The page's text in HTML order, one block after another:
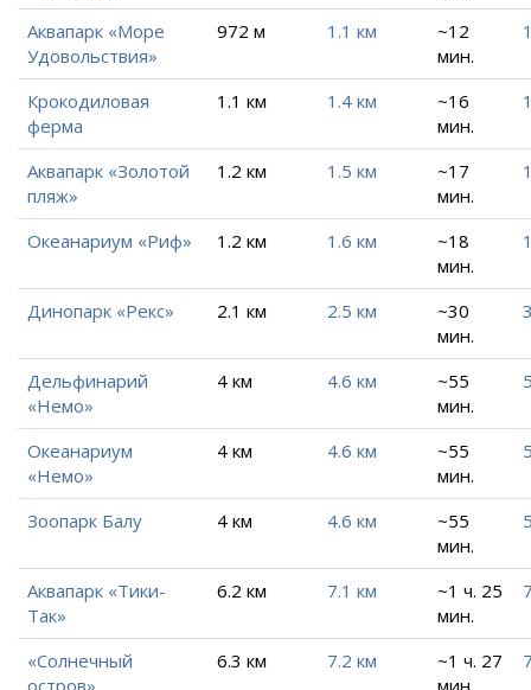
Аквапарк «Море
Удовольствия»
972 м 1.1 км
~12
мин.
Крокодиловая
ферма
1.1 км 1.4 км
~16
мин.
Аквапарк «Золотой
пляж»
1.2 км 1.5 км
~17
мин.
Океанариум «Риф» 1.2 км 1.6 км
~18
мин.
Динопарк «Рекс» 2.1 км 2.5 км
~30
мин.
Дельфинарий
«Немо»
4 км 4.6 км
~55
мин.
Океанариум
«Немо»
4 км 4.6 км
~55
мин.
Зоопарк Балу 4 км 4.6 км
~55
мин.
Аквапарк «Тики-
Так»
6.2 км 7.1 км
~1 ч. 25
мин.
«Солнечный
6.3 км 7.2 км
~1 ч. 27